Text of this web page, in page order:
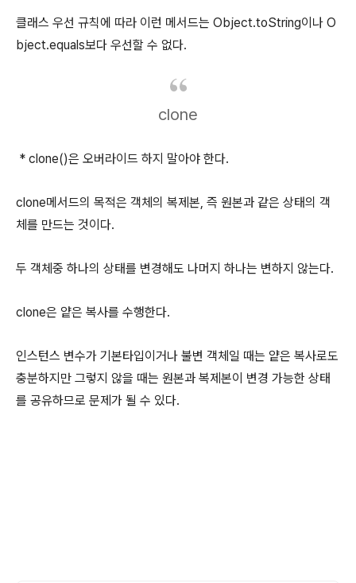
클래스 우선 규칙에 따라 이런 메서드는 Object.toString이나 O
bject.equals보다 우선할 수 없다.
clone
* clone()은 오버라이드 하지 말아야 한다.
clone메서드의 목적은 객체의 복제본, 즉 원본과 같은 상태의 객
체를 만드는 것이다.
두 객체중 하나의 상태를 변경해도 나머지 하나는 변하지 않는다.
clone은 얕은 복사를 수행한다.
인스턴스 변수가 기본타입이거나 불변 객체일 때는 얕은 복사로도
충분하지만 그렇지 않을 때는 원본과 복제본이 변경 가능한 상태
를 공유하므로 문제가 될 수 있다.